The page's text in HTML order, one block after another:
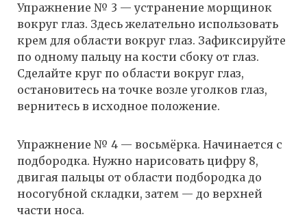
Упражнение № 3 — устранение морщинок
вокруг глаз. Здесь желательно использовать
крем для области вокруг глаз. Зафиксируйте
по одному пальцу на кости сбоку от глаз.
Сделайте круг по области вокруг глаз,
остановитесь на точке возле уголков глаз,
вернитесь в исходное положение.
Упражнение № 4 — восьмёрка. Начинается с
подбородка. Нужно нарисовать цифру 8,
двигая пальцы от области подбородка до
носогубной складки, затем — до верхней
части носа.